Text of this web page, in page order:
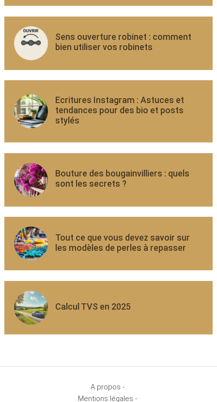
Sens ouverture robinet : comment
bien utiliser vos robinets
Ecritures Instagram : Astuces et
tendances pour des bio et posts
stylés
Bouture des bougainvilliers : quels
sont les secrets ?
Tout ce que vous devez savoir sur
les modèles de perles à repasser
Calcul TVS en 2025
A propos -
Mentions légales -